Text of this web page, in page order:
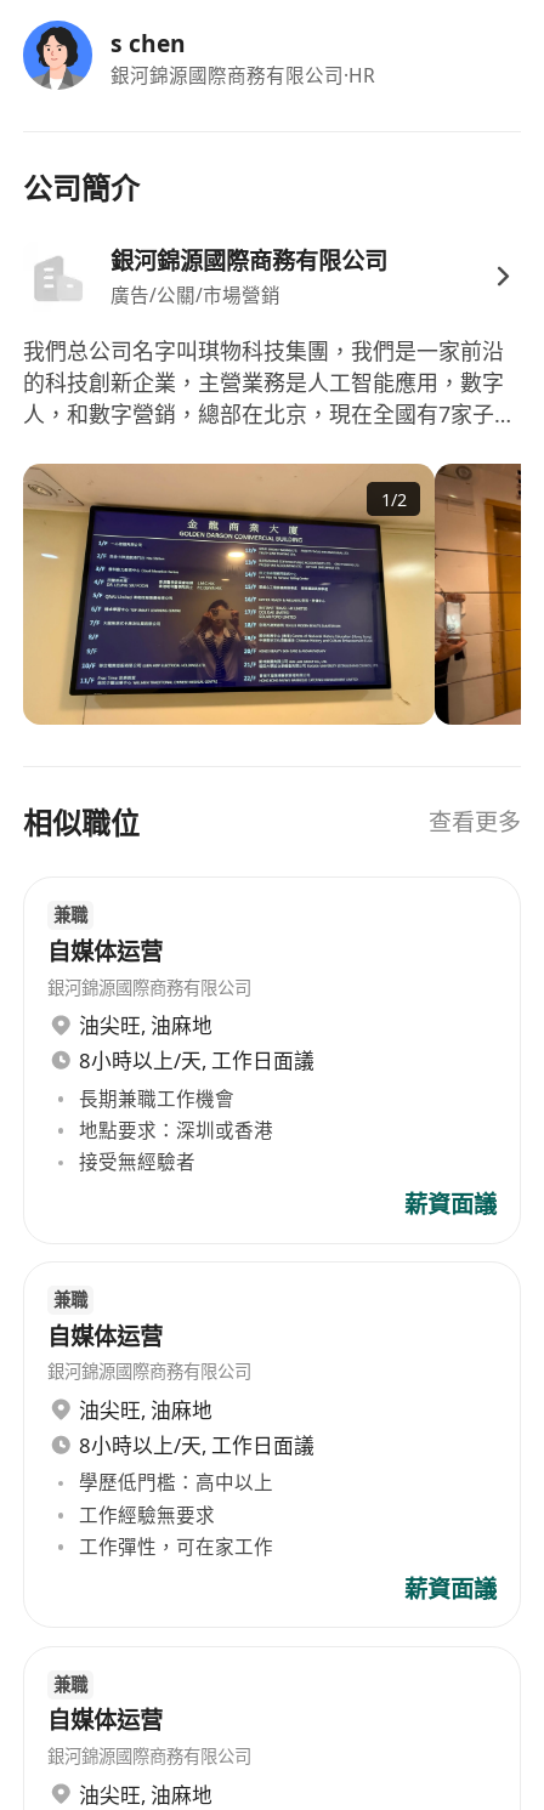
s chen
銀河錦源國際商務有限公司·HR
公司簡介
銀河錦源國際商務有限公司
廣告/公關/市場營銷
我們总公司名字叫琪物科技集團，我們是一家前沿
的科技創新企業，主營業務是人工智能應用，數字
人，和數字營銷，總部在北京，現在全國有7家子公
市場，我們在香港有招募項目合伙人和通過AI項目
完成續簽等業務。
1/2
相似職位 查看更多
兼職
自媒体运营
銀河錦源國際商務有限公司
油尖旺, 油麻地
8小時以上/天, 工作日面議
長期兼職工作機會
地點要求：深圳或香港
接受無經驗者
薪資面議
兼職
自媒体运营
銀河錦源國際商務有限公司
油尖旺, 油麻地
8小時以上/天, 工作日面議
學歷低門檻：高中以上
工作經驗無要求
工作彈性，可在家工作
薪資面議
兼職
自媒体运营
銀河錦源國際商務有限公司
油尖旺, 油麻地